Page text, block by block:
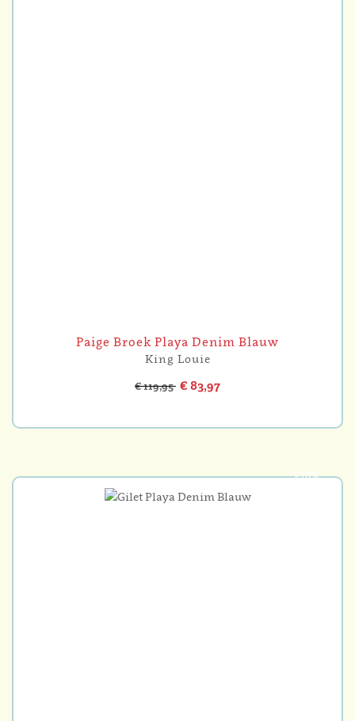
Paige Broek Playa Denim Blauw
King Louie
€ 119,95 € 83,97
-30%